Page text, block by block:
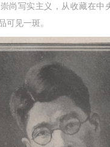
尚写实主义，从收藏在中
可见一斑。